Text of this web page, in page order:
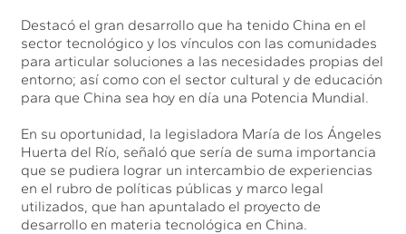
Destacó el gran desarrollo que ha tenido China en el
sector tecnológico y los vínculos con las comunidades
para articular soluciones a las necesidades propias del
entorno; así como con el sector cultural y de educación
para que China sea hoy en día una Potencia Mundial.
En su oportunidad, la legisladora María de los Ángeles
Huerta del Río, señaló que sería de suma importancia
que se pudiera lograr un intercambio de experiencias
en el rubro de políticas públicas y marco legal
utilizados, que han apuntalado el proyecto de
desarrollo en materia tecnológica en China.